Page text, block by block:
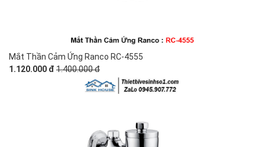
Mắt Thần Cảm Ứng Ranco RC-4555
1.120.000 đ 1.400.000 đ